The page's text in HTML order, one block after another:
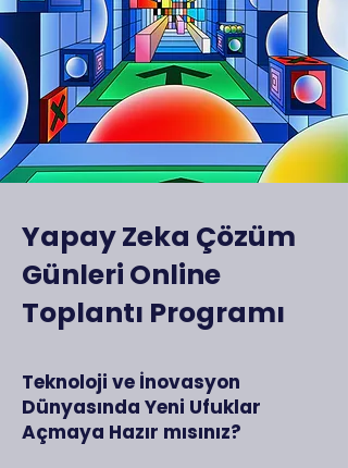
Yapay Zeka Çözüm
Günleri Online
Toplantı Programı
Teknoloji ve İnovasyon
Dünyasında Yeni Ufuklar
Açmaya Hazır mısınız?